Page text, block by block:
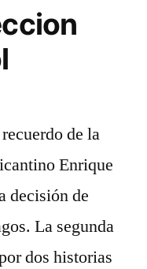
de la
Enrique
decisión de
La segunda
dos historias